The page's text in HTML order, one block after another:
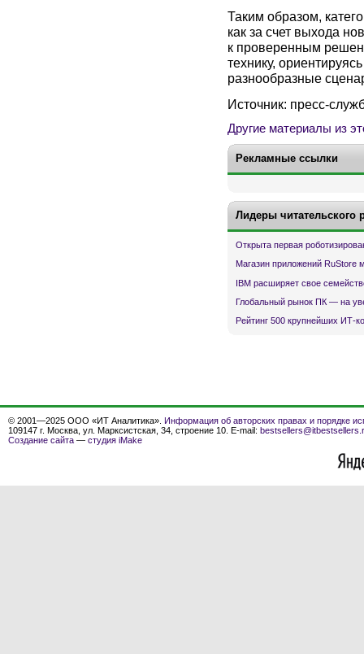
Таким образом,
как за счет выхода
к проверенным
технику,
разнообразные
Источник: пресс-
Другие материалы из
Рекламные ссылки
Лидеры читательского
Открыта первая
Магазин приложений RuStore
IBM расширяет свое
Глобальный рынок ПК — на
Рейтинг 500 крупнейших ИТ-
© 2001—2025 ООО «ИТ Аналитика». Информация об авторских правах и порядке
109147 г. Москва, ул. Марксистская, 34, строение 10. E-mail:
Создание сайта — студия iMake